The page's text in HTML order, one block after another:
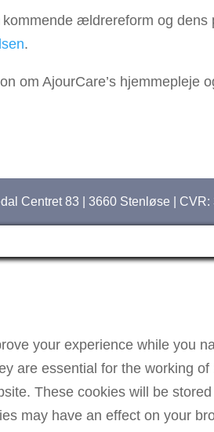
ældrereform og
.
om AjourCare’s hjemmepleje
Centret 83 | 3660 Stenløse |
your experience while you
are essential for the working
These cookies will be
may have an effect on your